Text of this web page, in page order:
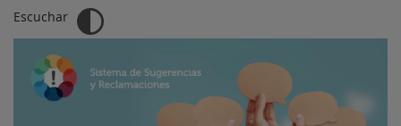
INICIO PREGUNTAS FRECUENTES NORMATIVA
Escuchar